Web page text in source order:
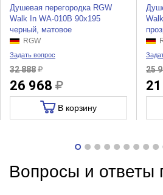
Душевая перегородка RGW
Walk In WA-010B 90x195
черный, матовое
RGW
Задать вопрос
32 888
26 968
В корзину
25
Вопросы и ответы